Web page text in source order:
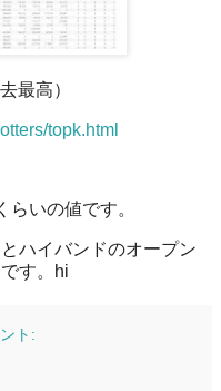
最高）
topk.html
らいの値です。
ハイバンドのオープン
す。hi
ト: